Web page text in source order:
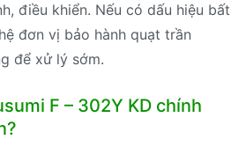
điều khiển. Nếu có dấu hiệu bất
đơn vị bảo hành quạt trần
để xử lý sớm.
F – 302Y KD chính